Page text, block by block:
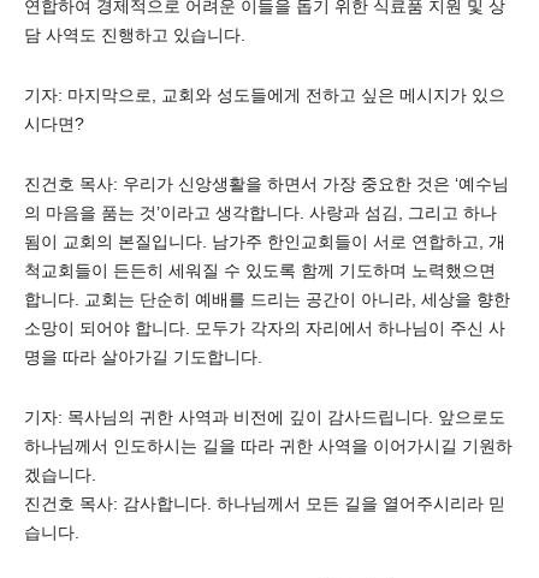
연합하여 경제적으로 어려운 이들을 돕기 위한 식료품 지원 및 상
담 사역도 진행하고 있습니다.
기자: 마지막으로, 교회와 성도들에게 전하고 싶은 메시지가 있으
시다면?
진건호 목사: 우리가 신앙생활을 하면서 가장 중요한 것은 ‘예수님
의 마음을 품는 것’이라고 생각합니다. 사랑과 섬김, 그리고 하나
됨이 교회의 본질입니다. 남가주 한인교회들이 서로 연합하고, 개
척교회들이 든든히 세워질 수 있도록 함께 기도하며 노력했으면
합니다. 교회는 단순히 예배를 드리는 공간이 아니라, 세상을 향한
소망이 되어야 합니다. 모두가 각자의 자리에서 하나님이 주신 사
명을 따라 살아가길 기도합니다.
기자: 목사님의 귀한 사역과 비전에 깊이 감사드립니다. 앞으로도
하나님께서 인도하시는 길을 따라 귀한 사역을 이어가시길 기원하
겠습니다.
진건호 목사: 감사합니다. 하나님께서 모든 길을 열어주시리라 믿
습니다.